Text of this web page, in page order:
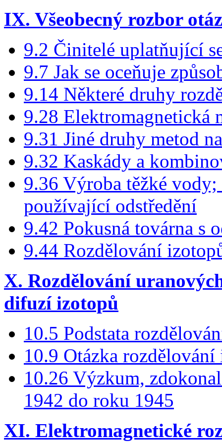
IX. Všeobecný rozbor
9.2 Činitelé uplatňující
9.7 Jak se oceňuje
9.14 Některé druhy
9.28 Elektromagnetická
9.31 Jiné druhy metod
9.32 Kaskády a
9.36 Výroba těžké
používající odstředění
9.42 Pokusná továrna s
9.44 Rozdělování
X. Rozdělování
difuzí izotopů
10.5 Podstata
10.9 Otázka
10.26 Výzkum,
1942 do roku 1945
XI. Elektromagnetické